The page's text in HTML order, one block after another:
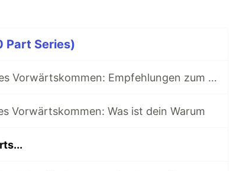
Part Series)
04 berufliches Vorwärtskommen: Empfehlungen zum Vorwärtskommen
Vorwärtskommen: Was ist dein Warum